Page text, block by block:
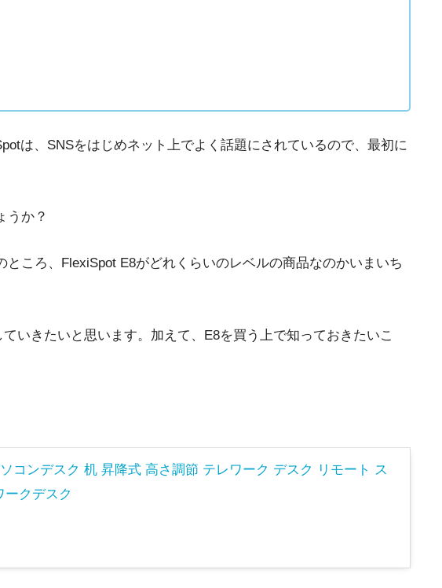
は、SNSをはじめネット上でよく話題にされているので、最初に
うか？
ころ、FlexiSpot E8がどれくらいのレベルの商品なのかいまいち
ていきたいと思います。加えて、E8を買う上で知っておきたいこ
コンデスク 机 昇降式 高さ調節 テレワーク デスク リモート ス
クデスク